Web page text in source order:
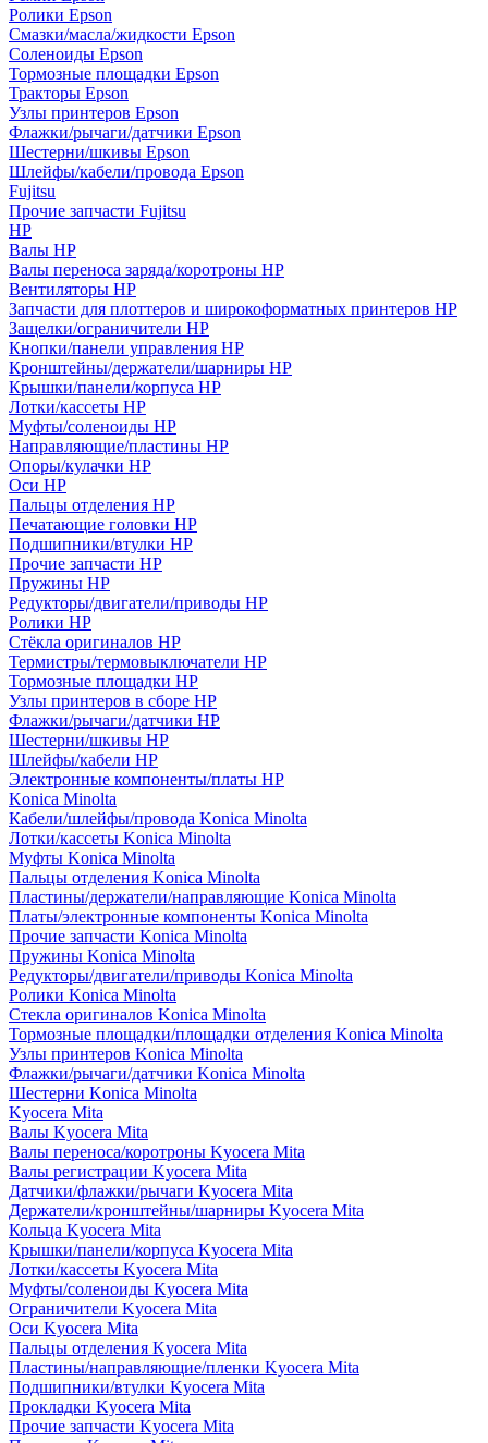
Ролики Epson
Смазки/масла/жидкости Epson
Соленоиды Epson
Тормозные площадки Epson
Тракторы Epson
Узлы принтеров Epson
Флажки/рычаги/датчики Epson
Шестерни/шкивы Epson
Шлейфы/кабели/провода Epson
Fujitsu
Прочие запчасти Fujitsu
HP
Валы HP
Валы переноса заряда/коротроны HP
Вентиляторы HP
Запчасти для плоттеров и широкоформатных принтеров HP
Защелки/ограничители HP
Кнопки/панели управления HP
Кронштейны/держатели/шарниры HP
Крышки/панели/корпуса HP
Лотки/кассеты HP
Муфты/соленоиды HP
Направляющие/пластины HP
Опоры/кулачки HP
Оси HP
Пальцы отделения HP
Печатающие головки HP
Подшипники/втулки HP
Прочие запчасти HP
Пружины HP
Редукторы/двигатели/приводы HP
Ролики HP
Стёкла оригиналов HP
Термистры/термовыключатели HP
Тормозные площадки HP
Узлы принтеров в сборе HP
Флажки/рычаги/датчики HP
Шестерни/шкивы HP
Шлейфы/кабели HP
Электронные компоненты/платы HP
Konica Minolta
Кабели/шлейфы/провода Konica Minolta
Лотки/кассеты Konica Minolta
Муфты Konica Minolta
Пальцы отделения Konica Minolta
Пластины/держатели/направляющие Konica Minolta
Платы/электронные компоненты Konica Minolta
Прочие запчасти Konica Minolta
Пружины Konica Minolta
Редукторы/двигатели/приводы Konica Minolta
Ролики Konica Minolta
Стекла оригиналов Konica Minolta
Тормозные площадки/площадки отделения Konica Minolta
Узлы принтеров Konica Minolta
Флажки/рычаги/датчики Konica Minolta
Шестерни Konica Minolta
Kyocera Mita
Валы Kyocera Mita
Валы переноса/коротроны Kyocera Mita
Валы регистрации Kyocera Mita
Датчики/флажки/рычаги Kyocera Mita
Держатели/кронштейны/шарниры Kyocera Mita
Кольца Kyocera Mita
Крышки/панели/корпуса Kyocera Mita
Лотки/кассеты Kyocera Mita
Муфты/соленоиды Kyocera Mita
Ограничители Kyocera Mita
Оси Kyocera Mita
Пальцы отделения Kyocera Mita
Пластины/направляющие/пленки Kyocera Mita
Подшипники/втулки Kyocera Mita
Прокладки Kyocera Mita
Прочие запчасти Kyocera Mita